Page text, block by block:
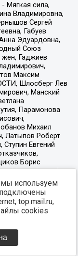
используем
top.mail.ru,
cookies